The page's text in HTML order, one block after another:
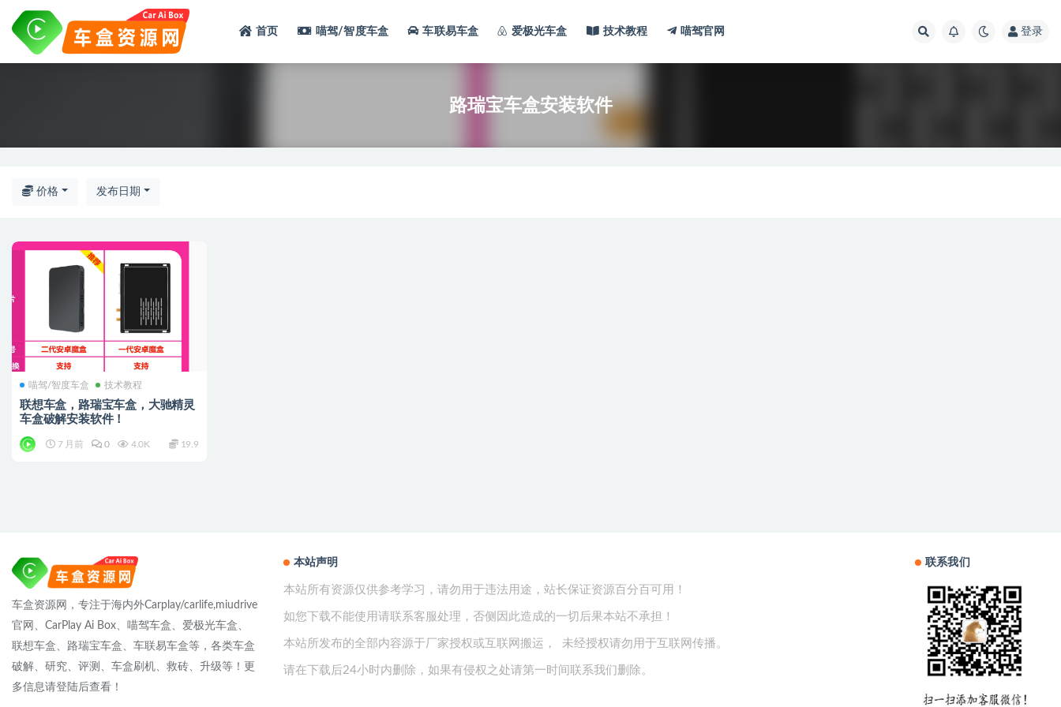
首页 喵驾/智度车盒 车联易车盒 爱极光车盒 技术教程 喵驾官网 登录
路瑞宝车盒安装软件
价格 发布日期
喵驾/智度车盒 技术教程
联想车盒，路瑞宝车盒，大驰精灵
车盒破解安装软件！
7 月前 0 4.0K 19.9
车盒资源网，专注于海内外Carplay/carlife,miudrive
官网、CarPlay Ai Box、喵驾车盒、爱极光车盒、
联想车盒、路瑞宝车盒、车联易车盒等，各类车盒
破解、研究、评测、车盒刷机、救砖、升级等！更
多信息请登陆后查看！
本站声明
本站所有资源仅供参考学习，请勿用于违法用途，站长保证资源百分百可用！
如您下载不能使用请联系客服处理，否侧因此造成的一切后果本站不承担！
本站所发布的全部内容源于厂家授权或互联网搬运， 未经授权请勿用于互联网传播。
请在下载后24小时内删除，如果有侵权之处请第一时间联系我们删除。
联系我们